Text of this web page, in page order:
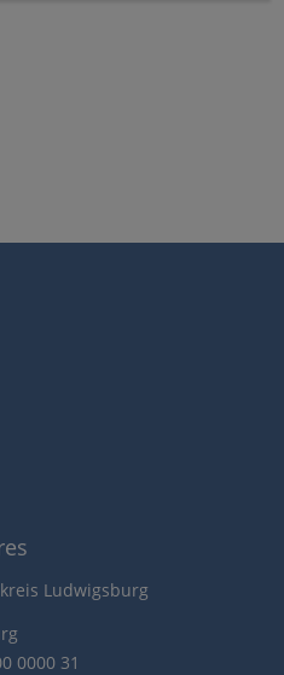
Ludwigsburg
0000 31